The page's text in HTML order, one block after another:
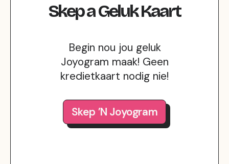
SkepaGelukKaart
Begin nou jou geluk
Joyogram maak! Geen
kredietkaart nodig nie!
Skep ’n Joyogram